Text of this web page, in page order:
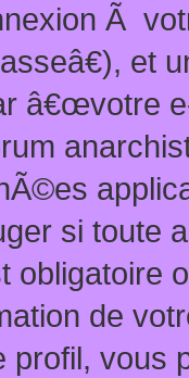
Ã
et
â€œvotre
si toute
de
profil,